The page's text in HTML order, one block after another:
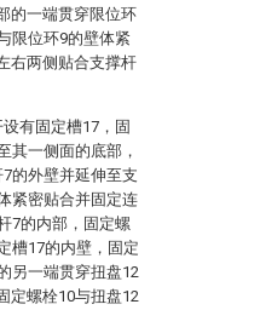
的一端贯穿限位环
限位环9的壁体紧
右两侧贴合支撑杆
有固定槽17，固
其一侧面的底部，
的外壁并延伸至支
紧密贴合并固定连
7的内部，固定螺
槽17的内壁，固定
另一端贯穿扭盘12
定螺栓10与扭盘12